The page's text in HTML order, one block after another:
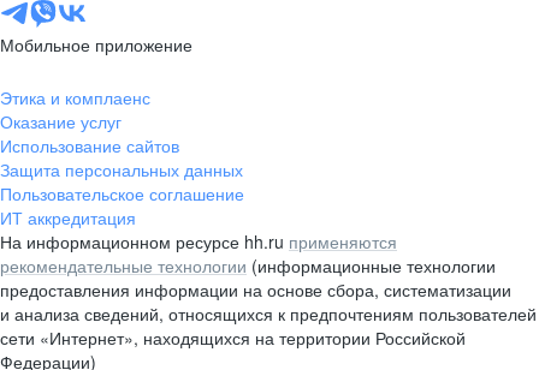
Мобильное приложение
Этика и комплаенс
Оказание услуг
Использование сайтов
Защита персональных данных
Пользовательское соглашение
ИТ аккредитация
На информационном ресурсе hh.ru применяются
рекомендательные технологии (информационные технологии
предоставления информации на основе сбора, систематизации
и анализа сведений, относящихся к предпочтениям пользователей
сети «Интернет», находящихся на территории Российской
Федерации)